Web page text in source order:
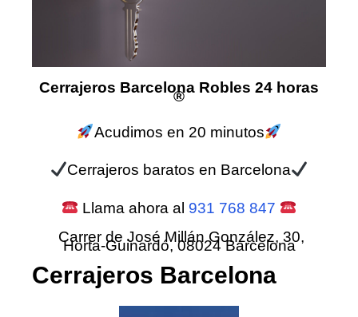
Cerrajeros Barcelona Robles 24 horas
®
Acudimos en 20 minutos
Cerrajeros baratos en Barcelona
Llama ahora al 931 768 847
Carrer de José Millán González, 30,
Horta-Guinardó, 08024 Barcelona
Cerrajeros Barcelona